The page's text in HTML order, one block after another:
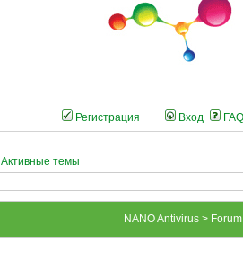
Регистрация Вход FAQ
Активные темы
NANO Antivirus >